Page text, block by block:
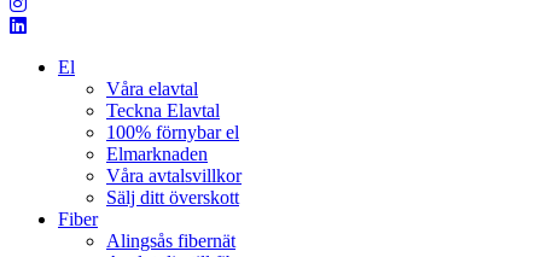
El
Våra elavtal
Teckna Elavtal
100% förnybar el
Elmarknaden
Våra avtalsvillkor
Sälj ditt överskott
Fiber
Alingsås fibernät